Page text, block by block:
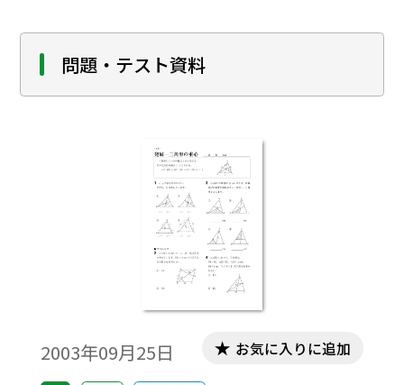
問題・テスト資料
2003年09月25日 お気に入りに追加